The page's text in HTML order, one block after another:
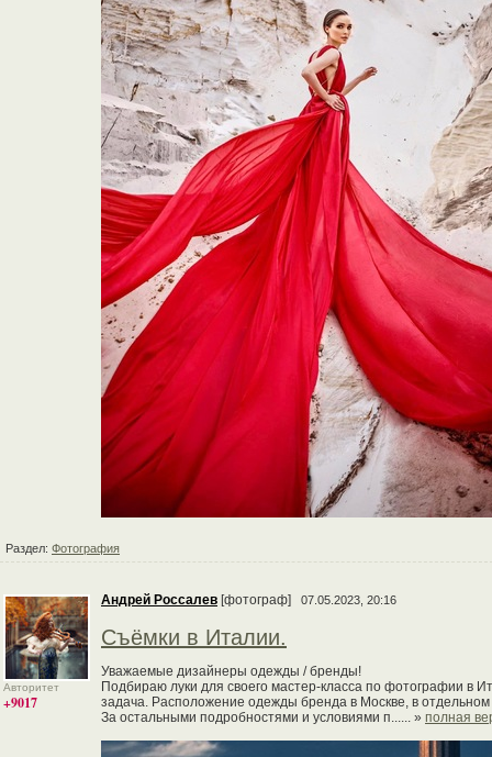
Раздел: Фотография
Авторитет
+9017
Андрей Россалев [фотограф] 07.05.2023, 20:16
Съёмки в Италии.
Уважаемые дизайнеры одежды / бренды!
Подбираю луки для своего мастер-класса по фотографии в
задача. Расположение одежды бренда в Москве, в
За остальными подробностями и условиями п...... » полная